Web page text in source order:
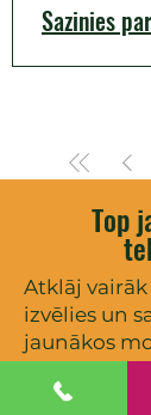
Sazinies
Top
Atklāj
izvēlies un
jaunākos
veikalā vai